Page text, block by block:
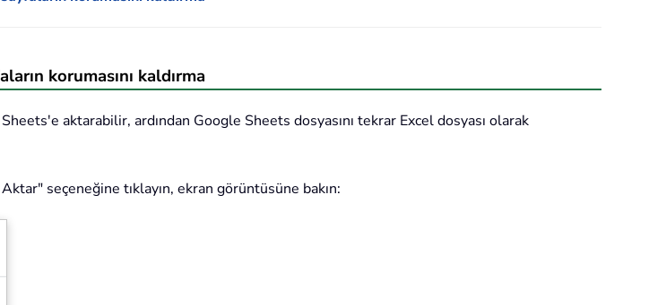
korumasını kaldırma
aktarabilir, ardından Google Sheets dosyasını tekrar Excel dosyası olarak
seçeneğine tıklayın, ekran görüntüsüne bakın: